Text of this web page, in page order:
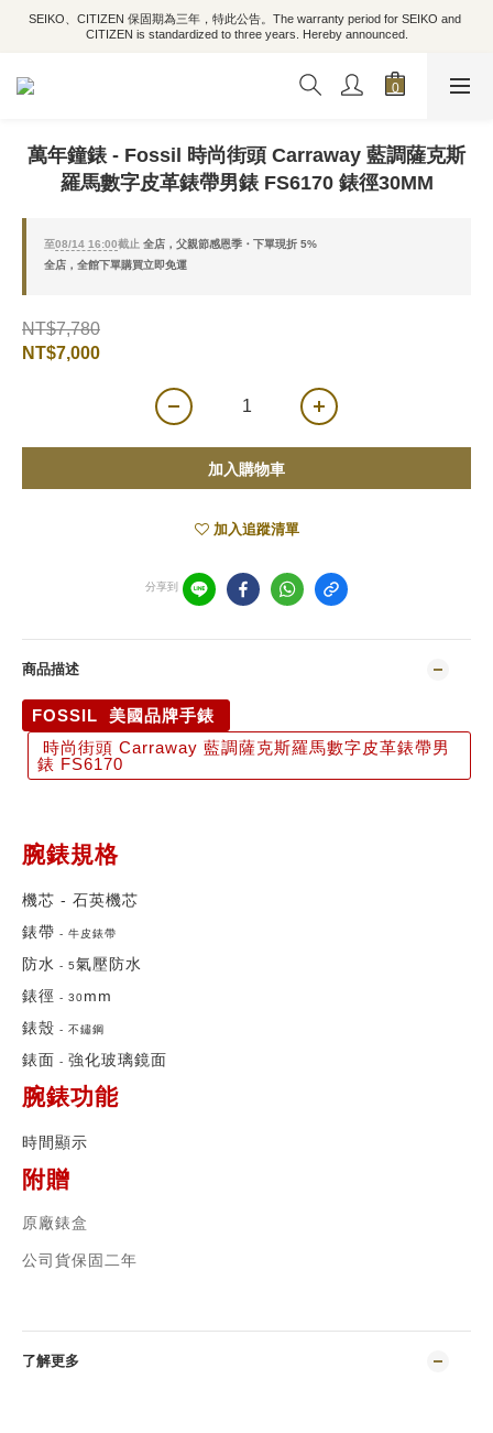
SEIKO、CITIZEN 保固期為三年，特此公告。The warranty period for SEIKO and
CITIZEN is standardized to three years. Hereby announced.
萬年鐘錶 - Fossil 時尚街頭 Carraway 藍調薩克斯
羅馬數字皮革錶帶男錶 FS6170 錶徑30MM
至08/14 16:00截止 全店，父親節感恩季・下單現折 5%
全店，全館下單購買立即免運
NT$7,780
NT$7,000
加入購物車
加入追蹤清單
分享到
商品描述
FOSSIL 美國品牌手錶
時尚街頭 Carraway 藍調薩克斯羅馬數字皮革錶帶男
錶 FS6170
腕錶規格
機芯 - 石英機芯
錶帶 - 牛皮錶帶
防水 - 5氣壓防水
錶徑 - 30mm
錶殼 - 不鏽鋼
錶面 - 強化玻璃鏡面
腕錶功能
時間顯示
附贈
原廠錶盒
公司貨保固二年
了解更多